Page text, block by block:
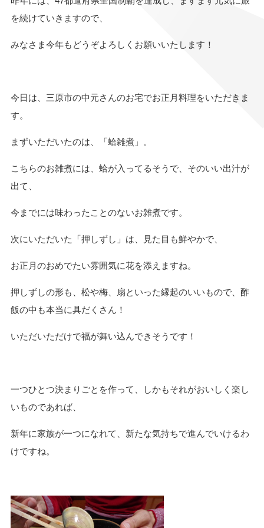
を続けていきますので、
みなさま今年もどうぞよろしくお願いいたします！
今日は、三原市の中元さんのお宅でお正月料理をいただきま
す。
まずいただいたのは、「蛤雑煮」。
こちらのお雑煮には、蛤が入ってるそうで、そのいい出汁が
出て、
今までには味わったことのないお雑煮です。
次にいただいた「押しずし」は、見た目も鮮やかで、
お正月のおめでたい雰囲気に花を添えますね。
押しずしの形も、松や梅、扇といった縁起のいいもので、酢
飯の中も本当に具だくさん！
いただいただけで福が舞い込んできそうです！
一つひとつ決まりごとを作って、しかもそれがおいしく楽し
いものであれば、
新年に家族が一つになれて、新たな気持ちで進んでいけるわ
けですね。